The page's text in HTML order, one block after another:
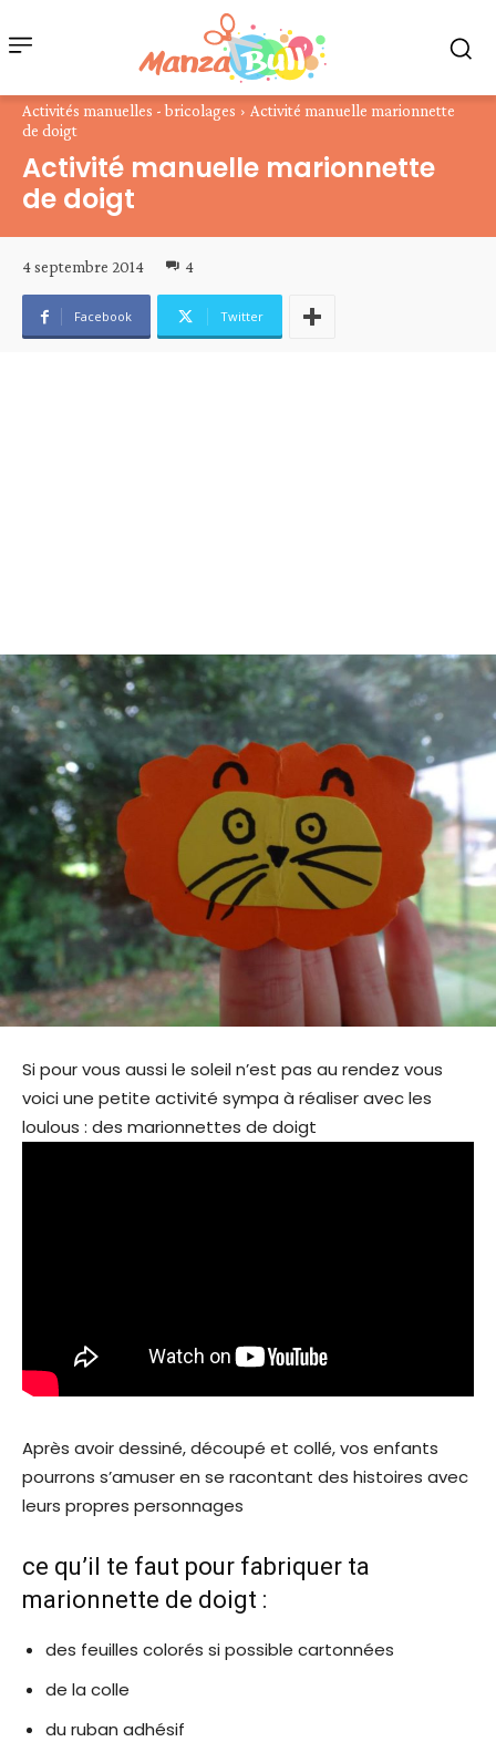
Activités manuelles - bricolages
Activité manuelle marionnette
de doigt
Activité manuelle marionnette
de doigt
4 septembre 2014 4
Facebook Twitter
Si pour vous aussi le soleil n’est pas au rendez vous
voici une petite activité sympa à réaliser avec les
loulous : des marionnettes de doigt
Après avoir dessiné, découpé et collé, vos enfants
pourrons s’amuser en se racontant des histoires avec
leurs propres personnages
ce qu’il te faut pour fabriquer ta
marionnette de doigt :
des feuilles colorés si possible cartonnées
de la colle
du ruban adhésif